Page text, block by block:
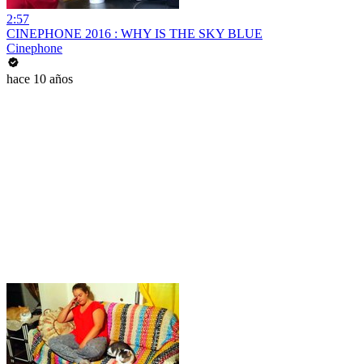
2:57
CINEPHONE 2016 : WHY IS THE SKY BLUE
Cinephone
hace 10 años